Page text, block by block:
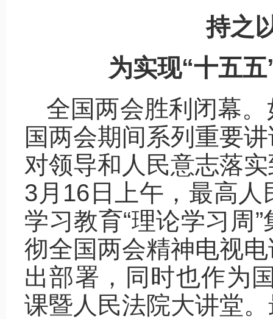
持之
为实现“十五
全国两会胜利闭幕
国两会期间系列重要
对领导和人民意志落
3月16日上午，最高
学习教育“理论学习周
彻全国两会精神电视
出部署，同时也作为
课暨人民法院大讲堂